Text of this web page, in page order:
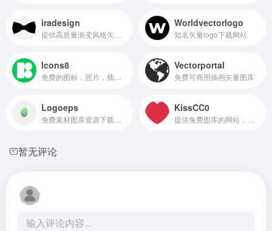
iradesign Worldvectorlogo
知名矢量logo下载网站
Icons8 Vectorportal
免费可商用插画矢量图库
Logoeps KissCC0
暂无评论